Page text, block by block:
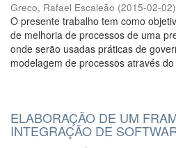
Greco, Rafael Escaleão (2015-02-02)
O presente trabalho tem como
de melhoria de processos de uma
onde serão usadas práticas de
modelagem de processos através
ELABORAÇÃO DE UM
INTEGRAÇÃO DE